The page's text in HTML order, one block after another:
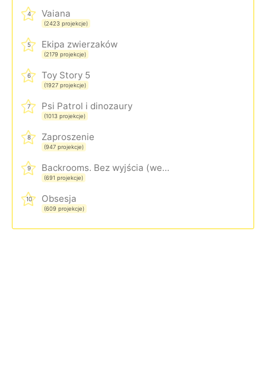
4 Vaiana
(2423 projekcje)
5 Ekipa zwierzaków
(2179 projekcje)
6 Toy Story 5
(1927 projekcje)
7 Psi Patrol i dinozaury
(1013 projekcje)
8 Zaproszenie
(947 projekcje)
9 Backrooms. Bez wyjścia (wersja rozszerzona)
(691 projekcje)
10 Obsesja
(609 projekcje)